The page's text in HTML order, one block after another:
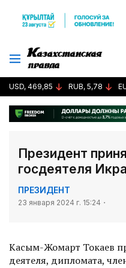
USD, 469,85 RUB, 5,78
Президент
госдеятеля
ПРЕЗИДЕНТ
23 января 2024 г. 15:24
Касым-Жомарт Токаев
деятеля, дипломата,